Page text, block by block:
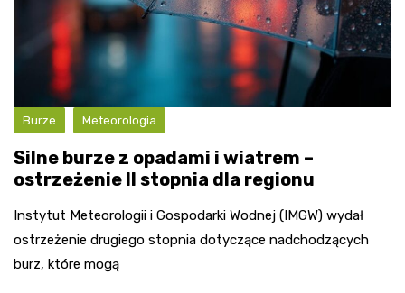
Burze Meteorologia
Silne burze z opadami i wiatrem –
ostrzeżenie II stopnia dla regionu
Instytut Meteorologii i Gospodarki Wodnej (IMGW) wydał
ostrzeżenie drugiego stopnia dotyczące nadchodzących
burz, które mogą